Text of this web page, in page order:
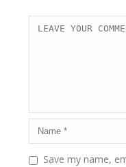
Save my name,